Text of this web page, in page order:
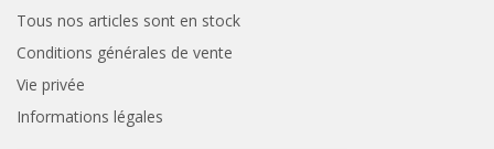
Tous nos articles sont en stock
Conditions générales de vente
Vie privée
Informations légales